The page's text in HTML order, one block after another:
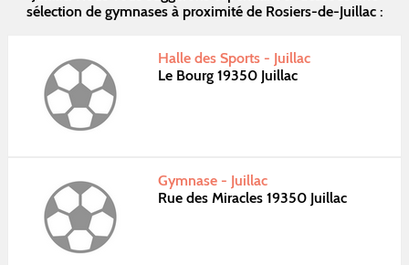
sélection de gymnases à proximité de Rosiers-de-Juillac :
Halle des Sports - Juillac
Le Bourg 19350 Juillac
Gymnase - Juillac
Rue des Miracles 19350 Juillac